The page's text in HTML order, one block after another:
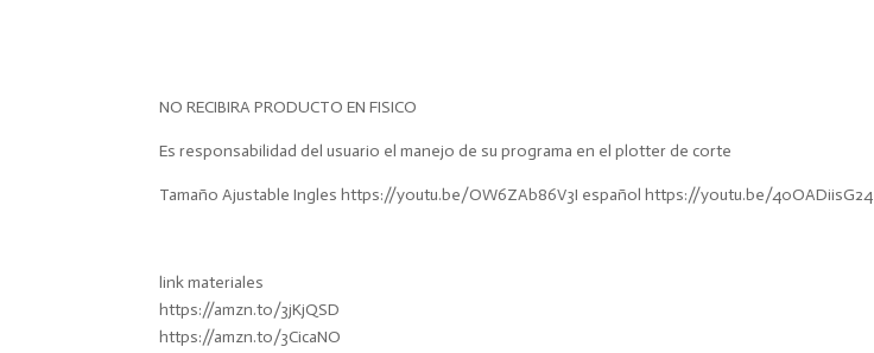
NO RECIBIRA PRODUCTO EN FISICO
Es responsabilidad del usuario el manejo de su programa en el plotter de corte
Tamaño Ajustable Ingles https://youtu.be/OW6ZAb86V3I español https://youtu.be/40OADiisG24
link materiales
https://amzn.to/3jKjQSD
https://amzn.to/3CicaNO